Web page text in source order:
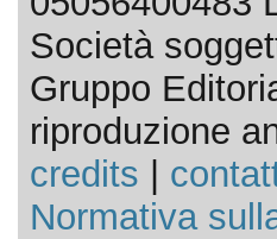
Società
Gruppo
riproduzione
credits
Normativa